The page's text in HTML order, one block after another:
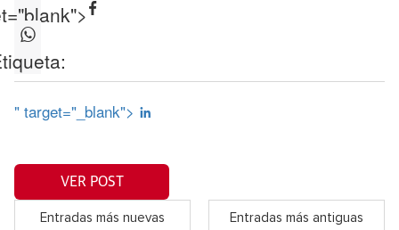
" target="_blank">
VER POST
Entradas más nuevas Entradas más antiguas